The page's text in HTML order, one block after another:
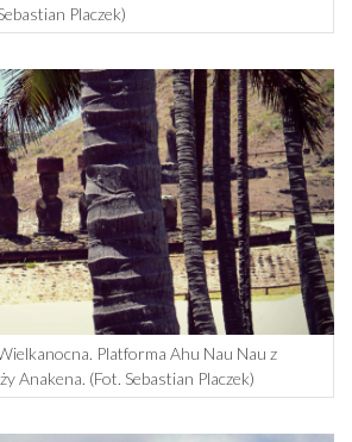
Placzek)
Platforma Ahu Nau Nau z
Anakena. (Fot. Sebastian Placzek)